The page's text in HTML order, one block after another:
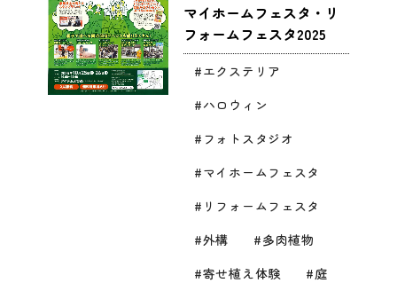
マイホームフェスタ・リ
フォームフェスタ2025
エクステリア
ハロウィン
フォトスタジオ
マイホームフェスタ
リフォームフェスタ
外構
多肉植物
寄せ植え体験
庭